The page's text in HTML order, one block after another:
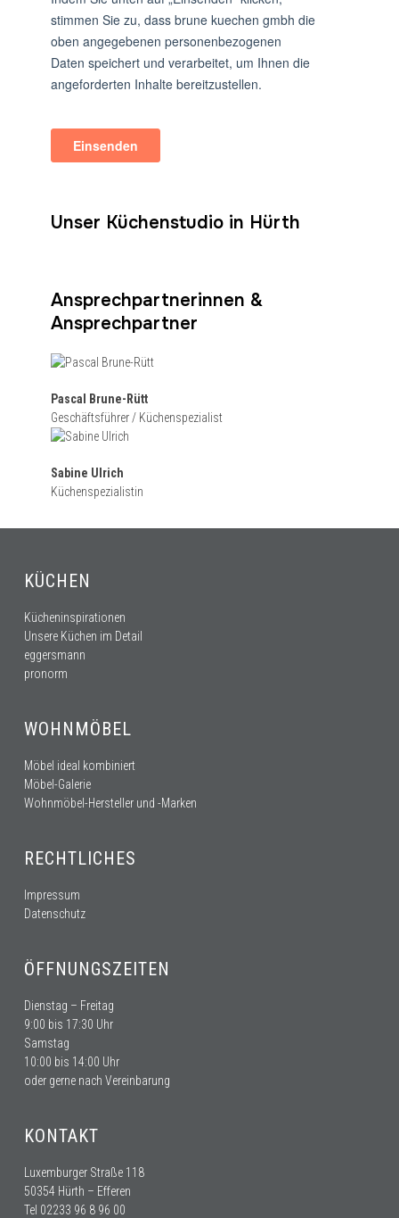
Unser Küchenstudio in Hürth
Ansprechpartnerinnen &
Ansprechpartner
Pascal Brune-Rütt
Geschäftsführer / Küchenspezialist
Sabine Ulrich
Küchenspezialistin
KÜCHEN
Kücheninspirationen
Unsere Küchen im Detail
eggersmann
pronorm
WOHNMÖBEL
Möbel ideal kombiniert
Möbel-Galerie
Wohnmöbel-Hersteller und -Marken
RECHTLICHES
Impressum
Datenschutz
ÖFFNUNGSZEITEN
Dienstag – Freitag
9:00 bis 17:30 Uhr
Samstag
10:00 bis 14:00 Uhr
oder gerne nach Vereinbarung
KONTAKT
Luxemburger Straße 118
50354 Hürth – Efferen
Tel 02233 96 8 96 00